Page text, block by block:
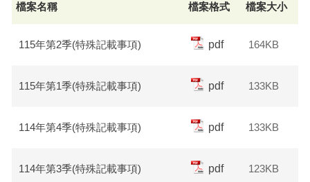
檔案名稱 檔案格式 檔案大小
115年第2季(特殊記載事項) pdf 164KB
115年第1季(特殊記載事項) pdf 133KB
114年第4季(特殊記載事項) pdf 133KB
114年第3季(特殊記載事項) pdf 123KB